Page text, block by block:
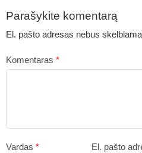
Parašykite komentarą
El. pašto adresas nebus
Komentaras *
Vardas * El. pašto